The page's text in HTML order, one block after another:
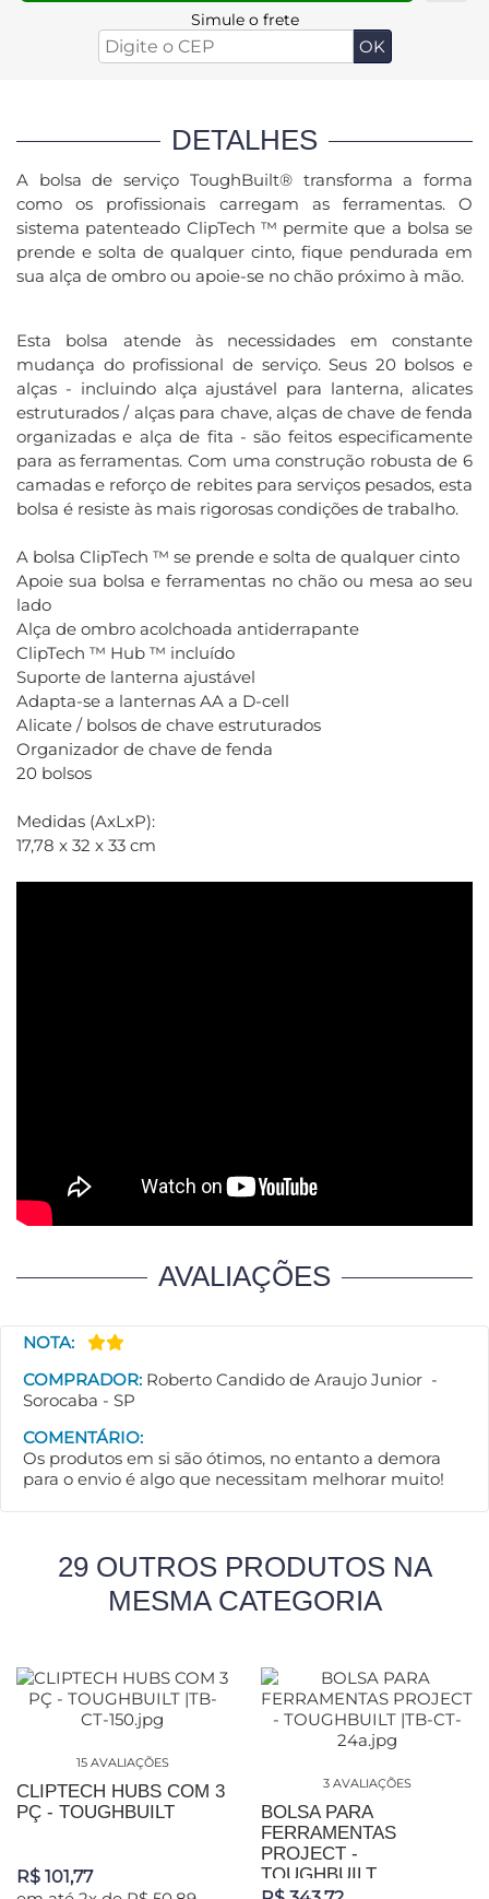
Simule o frete
DETALHES
A bolsa de serviço ToughBuilt® transforma a forma
como os profissionais carregam as ferramentas. O
sistema patenteado ClipTech ™ permite que a bolsa se
prende e solta de qualquer cinto, fique pendurada em
sua alça de ombro ou apoie-se no chão próximo à mão.
Esta bolsa atende às necessidades em constante
mudança do profissional de serviço. Seus 20 bolsos e
alças - incluindo alça ajustável para lanterna, alicates
estruturados / alças para chave, alças de chave de fenda
organizadas e alça de fita - são feitos especificamente
para as ferramentas. Com uma construção robusta de 6
camadas e reforço de rebites para serviços pesados, esta
bolsa é resiste às mais rigorosas condições de trabalho.
A bolsa ClipTech ™ se prende e solta de qualquer cinto
Apoie sua bolsa e ferramentas no chão ou mesa ao seu
lado
Alça de ombro acolchoada antiderrapante
ClipTech ™ Hub ™ incluído
Suporte de lanterna ajustável
Adapta-se a lanternas AA a D-cell
Alicate / bolsos de chave estruturados
Organizador de chave de fenda
20 bolsos
Medidas (AxLxP):
17,78 x 32 x 33 cm
AVALIAÇÕES
NOTA:
COMPRADOR: Roberto Candido de Araujo Junior -
Sorocaba - SP
COMENTÁRIO:
Os produtos em si são ótimos, no entanto a demora
para o envio é algo que necessitam melhorar muito!
29 OUTROS PRODUTOS NA
MESMA CATEGORIA
15 AVALIAÇÕES
CLIPTECH HUBS COM 3
PÇ - TOUGHBUILT
R$ 101,77
3 AVALIAÇÕES
BOLSA PARA
FERRAMENTAS
PROJECT -
TOUGHBUILT